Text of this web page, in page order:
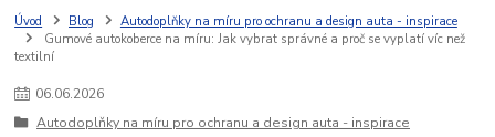
leštěnka na auto
Pulzní nabíječka autobaterie
čisté auto
Izolace kapoty motoru
zvuková izolace
Úvod Blog
Autodoplňky na míru pro ochranu a design auta - inspirace
Gumové autokoberce na míru: Jak vybrat správné a proč se vyplatí víc než
textilní
06.06.2026
Autodoplňky na míru pro ochranu a design auta - inspirace